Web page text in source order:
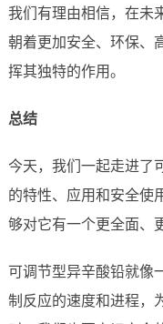
我们有理由相信，在未
朝着更加安全、环保、
挥其独特的作用。
总结
今天，我们一起走进了
的特性、应用和安全使
够对它有一个更全面、
可调节型异辛酸铅就像
制反应的速度和进程，